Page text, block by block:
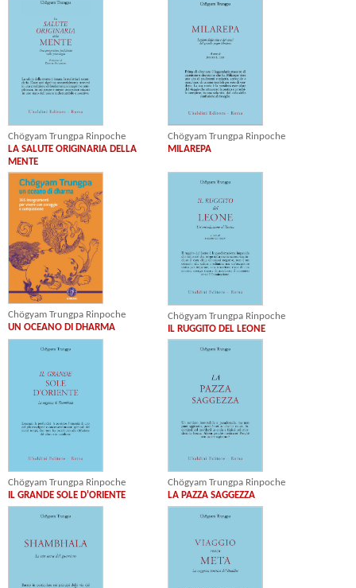
Chögyam Trungpa Rinpoche
LA SALUTE ORIGINARIA DELLA
MENTE
Chögyam Trungpa Rinpoche
MILAREPA
Chögyam Trungpa Rinpoche
UN OCEANO DI DHARMA
Chögyam Trungpa Rinpoche
IL RUGGITO DEL LEONE
Chögyam Trungpa Rinpoche
IL GRANDE SOLE D'ORIENTE
Chögyam Trungpa Rinpoche
LA PAZZA SAGGEZZA